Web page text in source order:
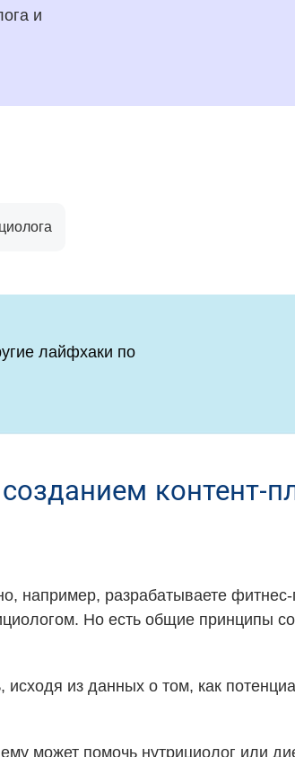
и
лайфхаки по
контент-
например, разрабатываете
Но есть общие принципы
из данных о том, как
может помочь нутрициолог или